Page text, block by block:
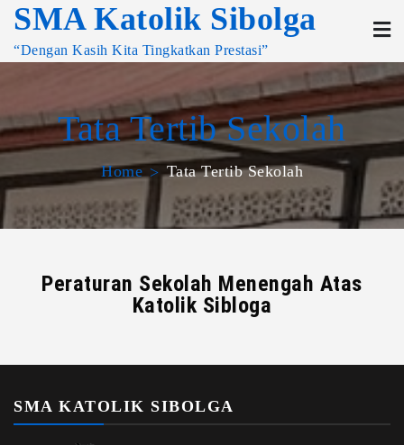
SMA Katolik Sibolga
“Dengan Kasih Kita Tingkatkan Prestasi”
Tata Tertib Sekolah
Home Tata Tertib Sekolah
Peraturan Sekolah Menengah Atas
Katolik Sibloga
SMA KATOLIK SIBOLGA